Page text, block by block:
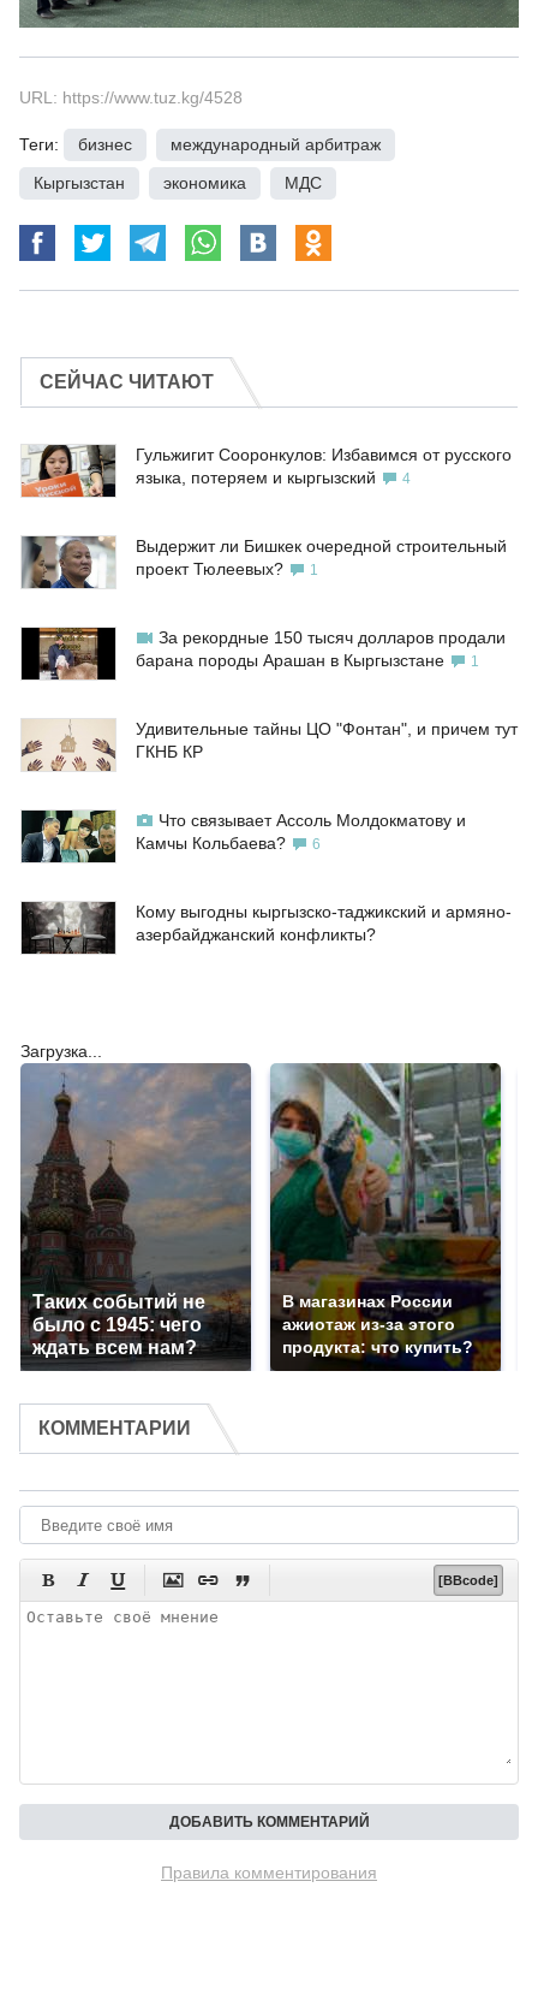
URL: https://www.tuz.kg/4528
Теги: бизнес международный арбитраж
Кыргызстан
экономика МДС
СЕЙЧАС ЧИТАЮТ
Гульжигит Сооронкулов: Избавимся от русского
языка, потеряем и кыргызский
4
Выдержит ли Бишкек очередной строительный
проект Тюлеевых?
1
За рекордные 150 тысяч долларов продали
барана породы Арашан в Кыргызстане
1
Удивительные тайны ЦО "Фонтан", и причем тут
ГКНБ КР
Что связывает Ассоль Молдокматову и
Камчы Кольбаева?
6
Кому выгодны кыргызско-таджикский и армяно-
азербайджанский конфликты?
Загрузка...
Таких событий не
было с 1945: чего
ждать всем нам?
В магазинах России
ажиотаж из-за этого
продукта: что купить?
КОММЕНТАРИИ
      [BBcode]
Правила комментирования